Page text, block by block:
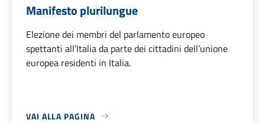
Manifesto plurilungue
Elezione dei membri del parlamento europeo
spettanti all’Italia da parte dei cittadini dell’unione
europea residenti in Italia.
VAI ALLA PAGINA